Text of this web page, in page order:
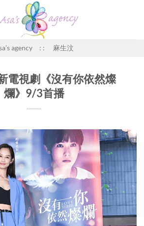
agency : : 麻生汶
電視劇《沒有你依然燦
爛》9/3首播